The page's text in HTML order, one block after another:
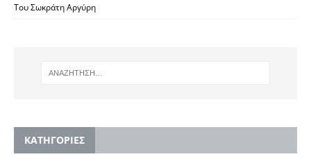
Του Σωκράτη Αργύρη
KΑΤΗΓΟΡΙΕΣ